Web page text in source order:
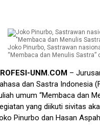
Joko Pinurbo, Sastrawan
“Membaca dan Menulis Sastra”
UNM.COM –
dan Sastra Indonesia
umum “Membaca dan
yang diikuti sivitas
Pinurbo dan Hasan